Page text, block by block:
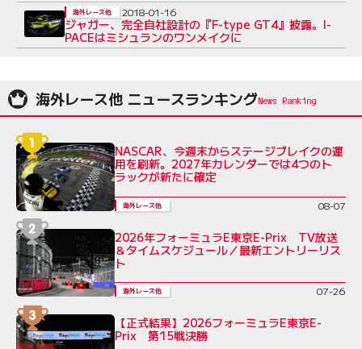
ジャガー、完全自社設計の『F-type GT4』披露。I-
PACEはミシュランのワンメイクに
海外レース他 2018-01-16
海外レース他 ニュースランキング
NASCAR、今週末からステージブレイクの運
用を刷新。2027年カレンダーでは4つのト
ラックが新たに確定
海外レース他 08-07
2026年フォーミュラE東京E-Prix TV放送
＆タイムスケジュール／最新エントリーリス
ト
海外レース他 07-26
【正式結果】2026フォーミュラE東京E-
Prix 第15戦決勝